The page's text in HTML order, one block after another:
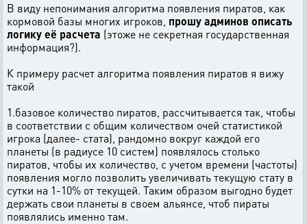
В виду непонимания алгоритма появления пиратов, как
кормовой базы многих игроков, прошу админов описать
логику её расчета (этоже не секретная государственная
информация?).
К примеру расчет алгоритма появления пиратов я вижу
такой
1.базовое количество пиратов, рассчитывается так, чтобы
в соответствии с общим количеством очей статистикой
игрока (далее- стата), рандомно вокруг каждой его
планеты (в радиусе 10 систем) появлялось столько
пиратов, чтобы их количество, с учетом времени (частоты)
появления могло позволить увеличивать текущую стату в
сутки на 1-10% от текущей. Таким образом выгодно будет
держать свои планеты в своем альянсе, чтоб пираты
появлялись именно там.